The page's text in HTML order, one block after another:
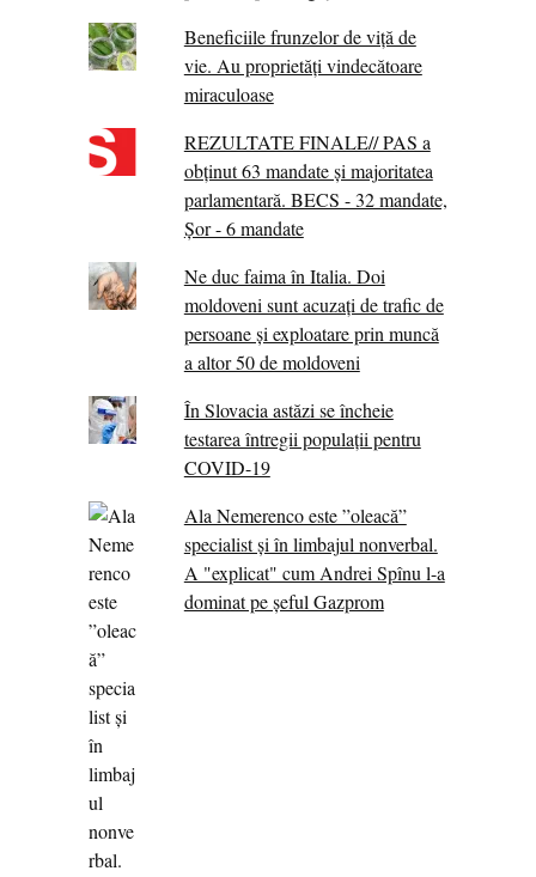
Beneficiile frunzelor de viță de
vie. Au proprietăţi vindecătoare
miraculoase
REZULTATE FINALE// PAS a
obținut 63 mandate și majoritatea
parlamentară. BECS - 32 mandate,
Șor - 6 mandate
Ne duc faima în Italia. Doi
moldoveni sunt acuzați de trafic de
persoane și exploatare prin muncă
a altor 50 de moldoveni
În Slovacia astăzi se încheie
testarea întregii populații pentru
COVID-19
Ala Nemerenco este ”oleacă”
specialist și în limbajul nonverbal.
A "explicat" cum Andrei Spînu l-a
dominat pe șeful Gazprom